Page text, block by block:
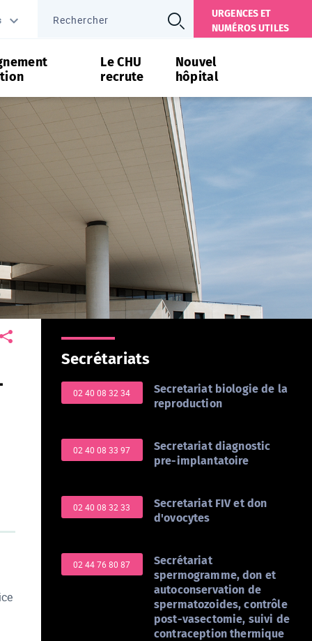
URGENCES ET
NUMÉROS UTILES
Le CHU
recrute
Nouvel
hôpital
Secrétariats
Secretariat biologie de la
reproduction
02 40 08 32 34
Secretariat diagnostic
pre-implantatoire
02 40 08 33 97
Secretariat FIV et don
d'ovocytes
02 40 08 32 33
Secrétariat
spermogramme, don et
autoconservation de
spermatozoides, contrôle
post-vasectomie, suivi de
contraception thermique
02 44 76 80 87